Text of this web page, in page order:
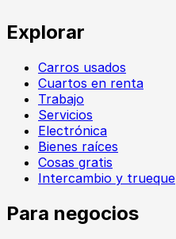
Explorar
Carros usados
Cuartos en renta
Trabajo
Servicios
Electrónica
Bienes raíces
Cosas gratis
Intercambio y trueque
Para negocios